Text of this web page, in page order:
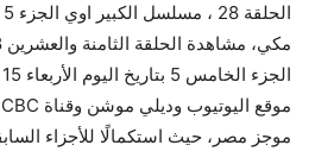
موجز مصر، حيث استكمالًا للأجزاء